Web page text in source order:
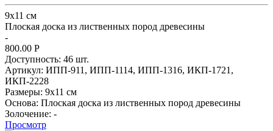
9х11 см
Плоская доска из лиственных пород древесины
-
800.00 Р
Доступность: 46 шт.
Артикул: ИПП-911, ИПП-1114, ИПП-1316, ИКП-1721,
ИКП-2228
Размеры: 9х11 см
Основа: Плоская доска из лиственных пород древесины
Золочение: -
Просмотр